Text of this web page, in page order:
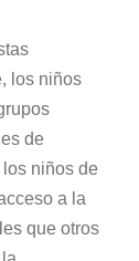
los niños
de
niños de
a la
que otros